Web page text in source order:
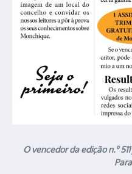
O vencedor da edição n.º